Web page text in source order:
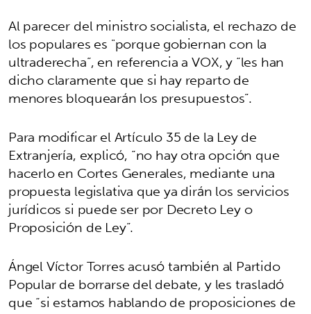
Al parecer del ministro socialista, el rechazo de
los populares es "porque gobiernan con la
ultraderecha”, en referencia a VOX, y “les han
dicho claramente que si hay reparto de
menores bloquearán los presupuestos”.
Para modificar el Artículo 35 de la Ley de
Extranjería, explicó, “no hay otra opción que
hacerlo en Cortes Generales, mediante una
propuesta legislativa que ya dirán los servicios
jurídicos si puede ser por Decreto Ley o
Proposición de Ley”.
Ángel Víctor Torres acusó también al Partido
Popular de borrarse del debate, y les trasladó
que “si estamos hablando de proposiciones de